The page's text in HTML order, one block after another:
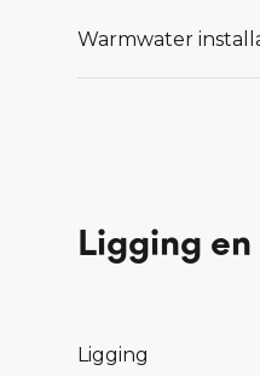
Warmwater
Ligging
Ligging